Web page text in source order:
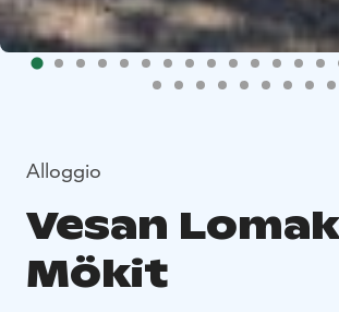
Alloggio
Vesan
Mökit